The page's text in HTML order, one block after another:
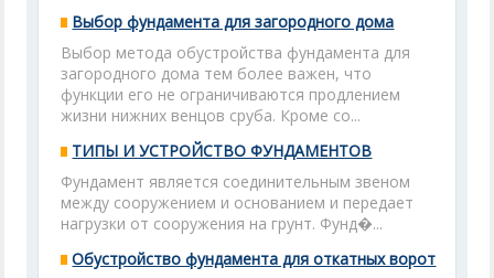
Выбор фундамента для загородного дома
Выбор метода обустройства фундамента для
загородного дома тем более важен, что
функции его не ограничиваются продлением
жизни нижних венцов сруба. Кроме со...
ТИПЫ И УСТРОЙСТВО ФУНДАМЕНТОВ
Фундамент является соединительным звеном
между сооружением и основанием и передает
нагрузки от сооружения на грунт. Фунд�...
Обустройство фундамента для откатных ворот